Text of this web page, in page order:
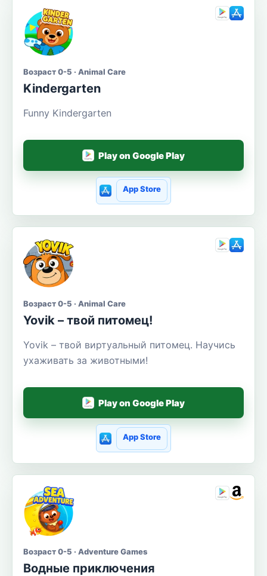
Возраст 0-5 · Animal Care
Kindergarten
Funny Kindergarten
Play on Google Play
App Store
Возраст 0-5 · Animal Care
Yovik – твой питомец!
Yovik – твой виртуальный питомец. Научись
ухаживать за животными!
Play on Google Play
App Store
Возраст 0-5 · Adventure Games
Водные приключения